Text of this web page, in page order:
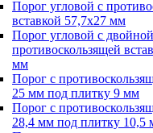
Порог угловой с
вставкой 57,7х27 мм
Порог угловой с двойной
противоскользящей
мм
Порог с
25 мм под плитку 9 мм
Порог с
28,4 мм под плитку 10,5